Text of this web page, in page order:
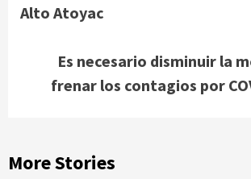
Alto Atoyac
Es necesario disminuir la
frenar los contagios por
More Stories